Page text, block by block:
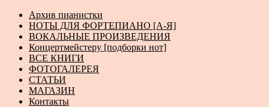
Архив пианистки
НОТЫ ДЛЯ ФОРТЕПИАНО [А-Я]
ВОКАЛЬНЫЕ ПРОИЗВЕДЕНИЯ
Концертмейстеру [подборки нот]
ВСЕ КНИГИ
ФОТОГАЛЕРЕЯ
СТАТЬИ
МАГАЗИН
Контакты